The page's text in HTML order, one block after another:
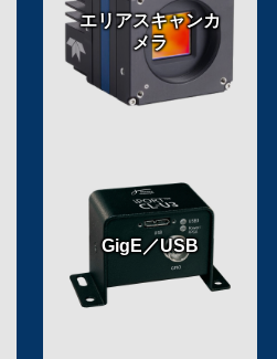
エリアスキャンカ
メラ
GigE／USB